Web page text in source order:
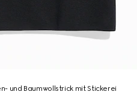
und Baumwollstrick mit Stickerei